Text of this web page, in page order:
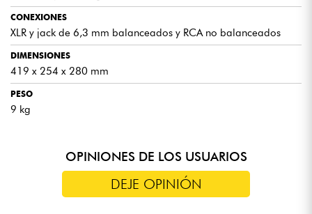
CONEXIONES
XLR y jack de 6,3 mm balanceados y RCA no balanceados
DIMENSIONES
419 x 254 x 280 mm
PESO
9 kg
OPINIONES DE LOS USUARIOS
DEJE OPINIÓN